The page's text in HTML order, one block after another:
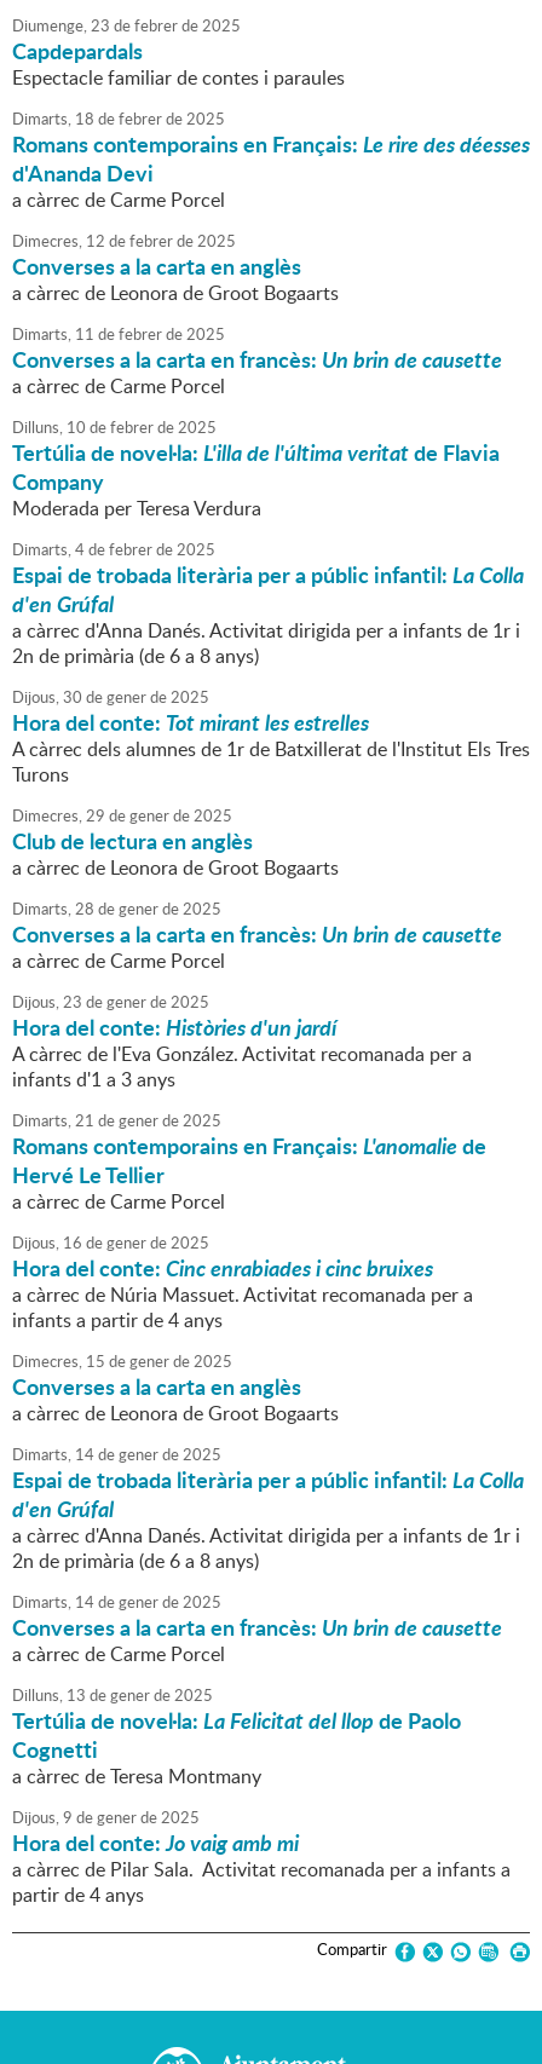
Diumenge,23 defebrerde2025
Capdepardals
Espectacle familiar de contes i paraules
Dimarts, 18 defebrerde2025
Romans contemporains en Français:Le rire des déesses
d'Ananda Devi
a càrrec de Carme Porcel
Dimecres, 12 defebrerde2025
Converses a la carta en anglès
a càrrec de Leonora de Groot Bogaarts
Dimarts, 11 defebrerde2025
Converses a la carta en francès: Un brin de causette
a càrrec de Carme Porcel
Dilluns, 10 defebrerde2025
Tertúlia de novel·la:L'illa de l'última veritatde Flavia
Company
Moderada per Teresa Verdura
Dimarts,4defebrerde2025
Espai de trobada literària per a públic infantil:La Colla
d'en Grúfal
a càrrec d'Anna Danés. Activitat dirigida per a infants de 1r i
2n de primària (de 6 a 8 anys)
Dijous,30 degenerde2025
Hora del conte: Tot mirant les estrelles
A càrrec dels alumnes de 1r de Batxillerat de l'Institut Els Tres
Turons
Dimecres,29 degenerde2025
Club de lectura en anglès
a càrrec de Leonora de Groot Bogaarts
Dimarts,28 degenerde2025
Converses a la carta en francès: Un brin de causette
a càrrec de Carme Porcel
Dijous,23 degenerde2025
Hora del conte:Històries d'un jardí
A càrrec de l'Eva González. Activitat recomanada per a
infants d'1 a 3 anys
Dimarts,21 degenerde2025
Romans contemporains en Français:L'anomaliede
Hervé Le Tellier
a càrrec de Carme Porcel
Dijous, 16 degenerde2025
Hora del conte:Cinc enrabiades i cinc bruixes
a càrrec de Núria Massuet. Activitat recomanada per a
infants a partir de 4 anys
Dimecres, 15 degenerde2025
Converses a la carta en anglès
a càrrec de Leonora de Groot Bogaarts
Dimarts, 14degenerde2025
Espai de trobada literària per a públic infantil:La Colla
d'en Grúfal
a càrrec d'Anna Danés. Activitat dirigida per a infants de 1r i
2n de primària (de 6 a 8 anys)
Dimarts, 14degenerde2025
Converses a la carta en francès: Un brin de causette
a càrrec de Carme Porcel
Dilluns, 13 degenerde2025
Tertúlia de novel·la:La Felicitat del llopde Paolo
Cognetti
a càrrec de Teresa Montmany
Dijous,9 degenerde2025
Hora del conte:Jo vaig amb mi
a càrrec de Pilar Sala. Activitat recomanada per a infants a
partir de 4 anys
Compartir